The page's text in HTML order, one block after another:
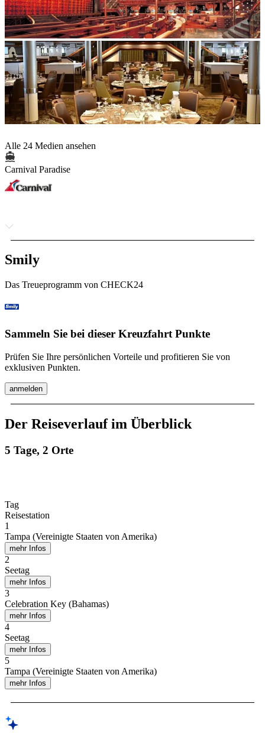
Alle 24 Medien ansehen
Carnival Paradise
Smily
Das Treueprogramm von CHECK24
Sammeln Sie bei dieser Kreuzfahrt Punkte
Prüfen Sie Ihre persönlichen Vorteile und profitieren Sie von
exklusiven Punkten.
anmelden
Der Reiseverlauf im Überblick
5 Tage, 2 Orte
Tag
Reisestation
1
Tampa (Vereinigte Staaten von Amerika)
mehr Infos
2
Seetag
mehr Infos
3
Celebration Key (Bahamas)
mehr Infos
4
Seetag
mehr Infos
5
Tampa (Vereinigte Staaten von Amerika)
mehr Infos